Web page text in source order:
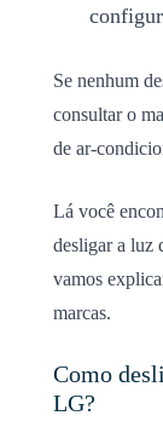
Se nenhum
consultar o
de ar-
Lá você
desligar a luz
vamos
marcas.
Como
LG?